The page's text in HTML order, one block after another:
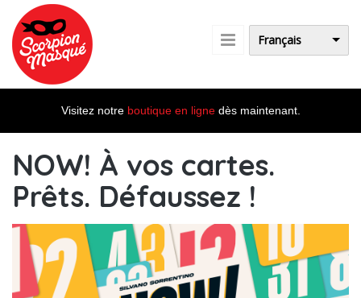
Aller au contenu principal
Français
Visitez notre boutique en lignedès maintenant.
NOW! À vos cartes.
Prêts. Défaussez !
now_banniere-siteweb-
fr_5dec2023.jpg